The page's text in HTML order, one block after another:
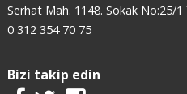
Serhat Mah. 1148. Sokak No:25/
0 312 354 70 75
Bizi takip edin